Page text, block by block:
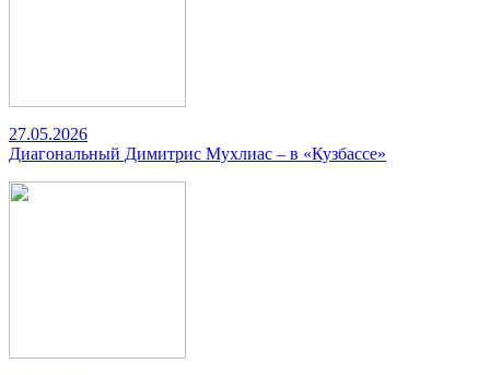
27.05.2026
Диагональный Димитрис Мухлиас – в «Кузбассе»